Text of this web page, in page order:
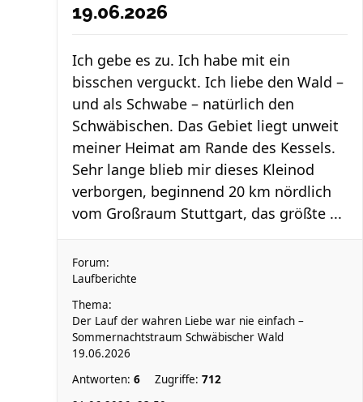
19.06.2026
Ich gebe es zu. Ich habe mit ein
bisschen verguckt. Ich liebe den Wald –
und als Schwabe – natürlich den
Schwäbischen. Das Gebiet liegt unweit
meiner Heimat am Rande des Kessels.
Sehr lange blieb mir dieses Kleinod
verborgen, beginnend 20 km nördlich
vom Großraum Stuttgart, das größte ...
Forum:
Laufberichte
Thema:
Der Lauf der wahren Liebe war nie einfach –
Sommernachtstraum Schwäbischer Wald
19.06.2026
Antworten: 6 Zugriffe: 712